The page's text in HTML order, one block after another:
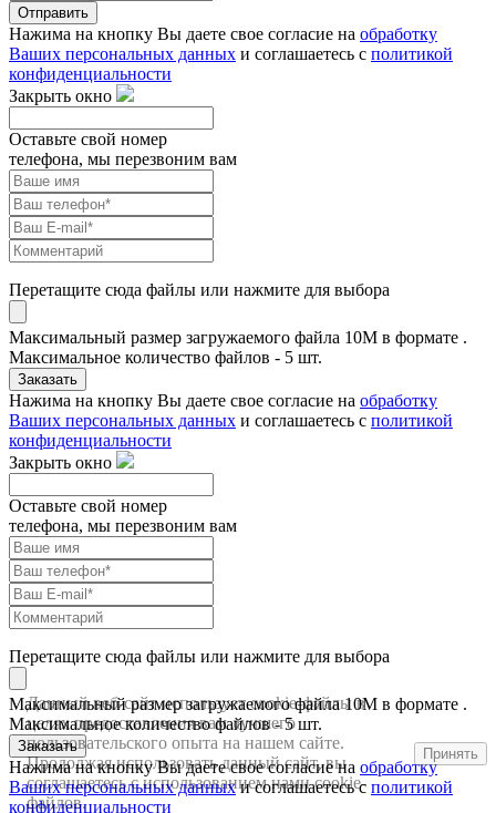
Отправить
Нажима на кнопку Вы даете свое согласие на обработку
Ваших персональных данных и соглашаетесь с политикой
конфиденциальности
Закрыть окно
Оставьте свой номер
телефона, мы перезвоним вам
Перетащите сюда файлы или нажмите для выбора
Максимальный размер загружаемого файла 10M в формате .
Максимальное количество файлов - 5 шт.
Заказать
Нажима на кнопку Вы даете свое согласие на обработку
Ваших персональных данных и соглашаетесь с политикой
конфиденциальности
Закрыть окно
Оставьте свой номер
телефона, мы перезвоним вам
Перетащите сюда файлы или нажмите для выбора
Максимальный размер загружаемого файла 10M в формате .
Максимальное количество файлов - 5 шт.
Заказать
Нажима на кнопку Вы даете свое согласие на обработку
Ваших персональных данныхи соглашаетесь с политикой
конфиденциальности
Данный веб-сайт использует cookie-файлы в
целях предоставления вам лучшего
пользовательского опыта на нашем сайте.
Продолжая использовать данный сайт, вы
соглашаетесь с использованием нами cookie-
файлов.
Принять